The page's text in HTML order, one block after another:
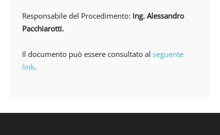
Responsabile del Procedimento: ing. Alessandro
Pacchiarotti.
Il documento può essere consultato al seguente
link.